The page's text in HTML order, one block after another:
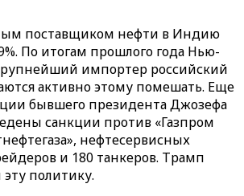
поставщиком нефти в Индию
По итогам прошлого года Нью-
импортер российский
активно этому помешать. Еще
бывшего президента Джозефа
санкции против «Газпром
нефтесервисных
и 180 танкеров. Трамп
политику.